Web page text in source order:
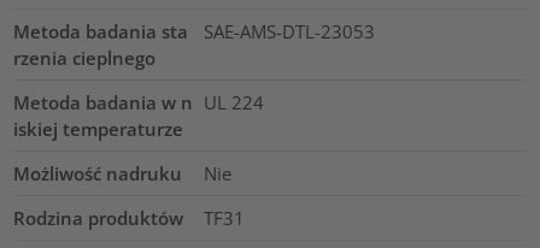
Metoda badania sta
rzenia cieplnego
SAE-AMS-DTL-23053
Metoda badania w n
iskiej temperaturze
UL 224
Możliwość nadruku
Nie
Rodzina produktów
TF31